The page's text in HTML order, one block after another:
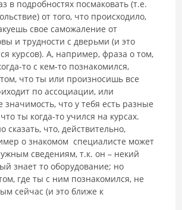
в подробностях посмаковать (т.е.
от того, что происходило,
свое саможаление от
и трудности с дверьми (и это
курсов). А, например, фраза о том,
то с кем-то познакомился,
что ты или произносишь все
по ассоциации, или
значимость, что у тебя есть разные
ты когда-то учился на курсах.
сказать, что, действительно,
о знакомом специалисте может
сведениям, т.к. он – некий
знает то оборудование; но
где ты с ним познакомился, не
сейчас (и это ближе к